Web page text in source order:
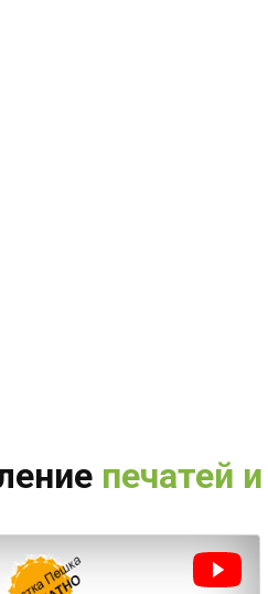
печатей